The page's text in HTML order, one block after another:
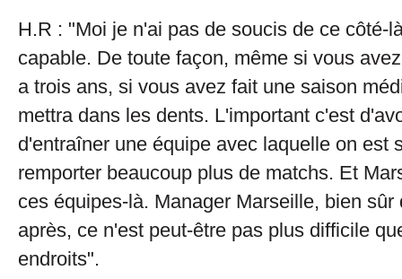
H.R : "Moi je n'ai pas de soucis de ce côté-
capable. De toute façon, même si vous
a trois ans, si vous avez fait une saison
mettra dans les dents. L'important c'est
d'entraîner une équipe avec laquelle on est
remporter beaucoup plus de matchs. Et
ces équipes-là. Manager Marseille, bien
après, ce n'est peut-être pas plus difficile
endroits".